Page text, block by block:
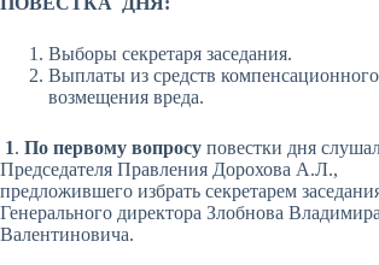
Выборы секретаря заседания.
Выплаты из средств
возмещения вреда.
1. По первому вопросу повестки дня
Председателя Правления Дорохова А.Л.,
предложившего избрать секретарем
Генерального директора Злобнова Владимира
Валентиновича.